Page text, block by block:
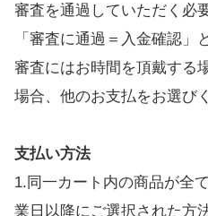
審査を通過していただく必
「審査に通過＝入金確認」
審査にはお時間を頂戴する
場合、他のお支払をお選び
支払い方法
1.同一カート内の商品が全
業日以降にご選択された方